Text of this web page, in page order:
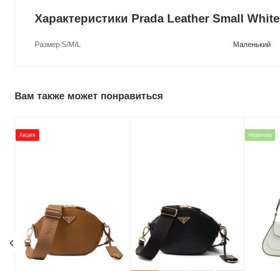
Характеристики Prada Leather Small White
Размер S/M/L Маленький
Вам также может понравиться
Акция Новинка